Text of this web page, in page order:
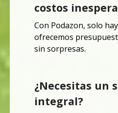
costos
Con Podazon, solo
ofrecemos
sin sorpresas.
¿Necesitas un
integral?